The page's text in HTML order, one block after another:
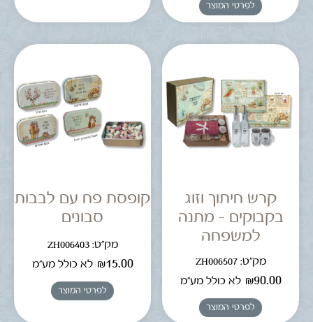
לפרטי המוצר
קרש חיתוך וזוג
בקבוקים – מתנה
למשפחה
מק"ט: ZH006507
₪90.00 לא כולל מע"מ
לפרטי המוצר
קופסת פח עם לבבות
סבונים
מק"ט: ZH006403
₪15.00 לא כולל מע"מ
לפרטי המוצר